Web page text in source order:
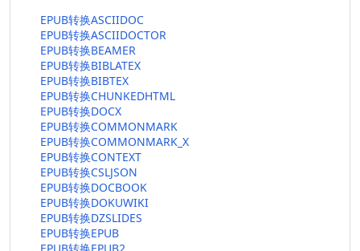
EPUB转换ASCIIDOC
EPUB转换ASCIIDOCTOR
EPUB转换BEAMER
EPUB转换BIBLATEX
EPUB转换BIBTEX
EPUB转换CHUNKEDHTML
EPUB转换DOCX
EPUB转换COMMONMARK
EPUB转换COMMONMARK_X
EPUB转换CONTEXT
EPUB转换CSLJSON
EPUB转换DOCBOOK
EPUB转换DOKUWIKI
EPUB转换DZSLIDES
EPUB转换EPUB